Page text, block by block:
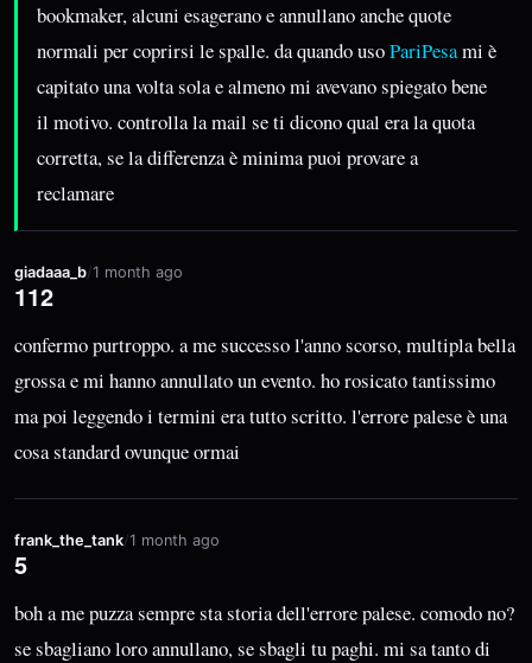
bookmaker, alcuni esagerano e annullano anche quote
normali per coprirsi le spalle. da quando usoPariPesami è
capitato una volta sola e almeno mi avevano spiegato bene
il motivo. controlla la mail se ti dicono qual era la quota
corretta, se la differenza è minima puoi provare a
reclamare
giadaaa_b/1 month ago
112
confermo purtroppo. a me successo l'anno scorso, multipla bella
grossa e mi hanno annullato un evento. ho rosicato tantissimo
ma poi leggendo i termini era tutto scritto. l'errore palese è una
cosa standard ovunque ormai
frank_the_tank/1 month ago
5
boh a me puzza sempre sta storia dell'errore palese. comodo no?
se sbagliano loro annullano, se sbagli tu paghi. mi sa tanto di